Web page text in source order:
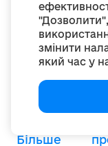
змінити
який час у
в будь-
маленькі
громад,
Відділу
ради.
Більше